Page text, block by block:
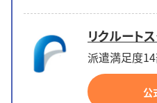
リクルート
派遣満足度
公